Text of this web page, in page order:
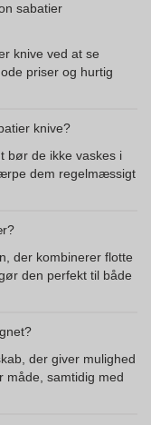
sabatier
knive ved at se
priser og hurtig
knive?
bør de ikke vaskes i
dem regelmæssigt
der kombinerer flotte
den perfekt til både
der giver mulighed
måde, samtidig med